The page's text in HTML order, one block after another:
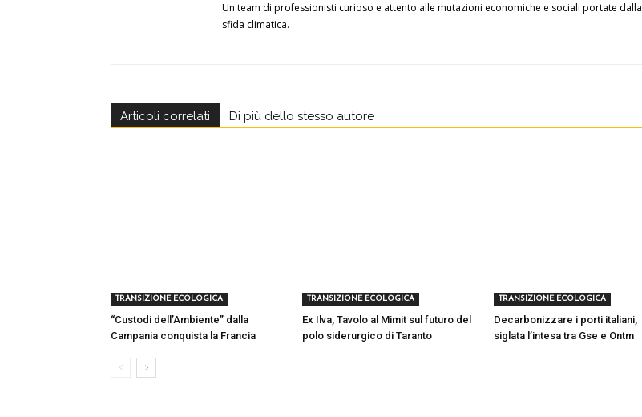
Un team di professionisti curioso e attento alle mutazioni economiche e sociali portate dalla
sfida climatica.
Articoli correlati Di più dello stesso autore
TRANSIZIONE ECOLOGICA
“Custodi dell’Ambiente” dalla
Campania conquista la Francia
TRANSIZIONE ECOLOGICA
Ex Ilva, Tavolo al Mimit sul futuro del
polo siderurgico di Taranto
TRANSIZIONE ECOLOGICA
Decarbonizzare i porti italiani,
siglata l’intesa tra Gse e Ontm